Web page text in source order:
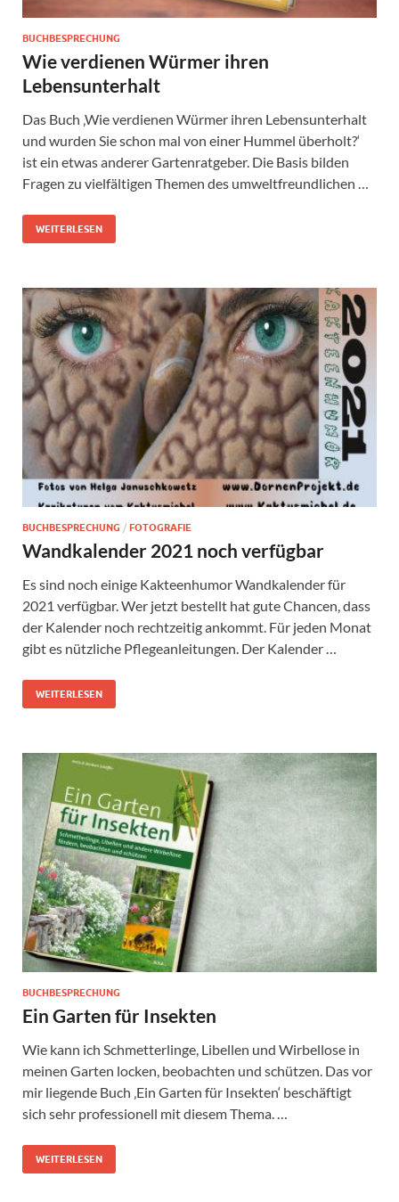
BUCHBESPRECHUNG
Wie verdienen Würmer ihren
Lebensunterhalt
Das Buch ‚Wie verdienen Würmer ihren Lebensunterhalt
und wurden Sie schon mal von einer Hummel überholt?‘
ist ein etwas anderer Gartenratgeber. Die Basis bilden
Fragen zu vielfältigen Themen des umweltfreundlichen …
WEITERLESEN
BUCHBESPRECHUNG / FOTOGRAFIE
Wandkalender 2021 noch verfügbar
Es sind noch einige Kakteenhumor Wandkalender für
2021 verfügbar. Wer jetzt bestellt hat gute Chancen, dass
der Kalender noch rechtzeitig ankommt. Für jeden Monat
gibt es nützliche Pflegeanleitungen. Der Kalender …
WEITERLESEN
BUCHBESPRECHUNG
Ein Garten für Insekten
Wie kann ich Schmetterlinge, Libellen und Wirbellose in
meinen Garten locken, beobachten und schützen. Das vor
mir liegende Buch ‚Ein Garten für Insekten‘ beschäftigt
sich sehr professionell mit diesem Thema. …
WEITERLESEN